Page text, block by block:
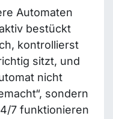
Automaten
bestückt
kontrollierst
sitzt, und
nicht
sondern
7 funktionieren